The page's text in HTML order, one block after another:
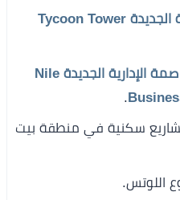
تايكون تاور العاصمة الإدارية الجديدة Tycoon Tower
مول نايل بيزنس سيتي العاصمة الإدارية الجديدة Nile
.
سكنية في منطقة بيت
اللوتس.